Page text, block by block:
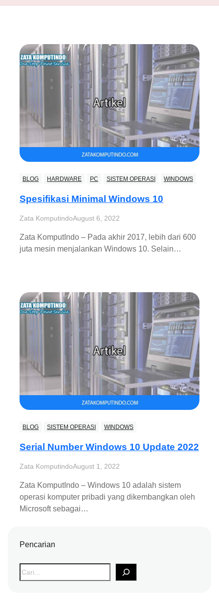
BLOG HARDWARE PC SISTEM OPERASI WINDOWS
Spesifikasi Minimal Windows 10
Zata KomputindoAugust 6, 2022
Zata KomputIndo – Pada akhir 2017, lebih dari 600
juta mesin menjalankan Windows 10. Selain…
BLOG SISTEM OPERASI WINDOWS
Serial Number Windows 10 Update 2022
Zata KomputindoAugust 1, 2022
Zata KomputIndo – Windows 10 adalah sistem
operasi komputer pribadi yang dikembangkan oleh
Microsoft sebagai…
Pencarian
S
e